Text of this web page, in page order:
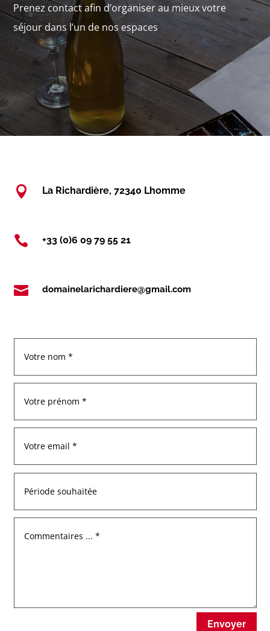
Prenez contact afin d’organiser au mieux votre
séjour dans l’un de nos espaces
 La Richardière, 72340 Lhomme
 +33 (0)6 09 79 55 21
 domainelarichardiere@gmail.com
Envoyer